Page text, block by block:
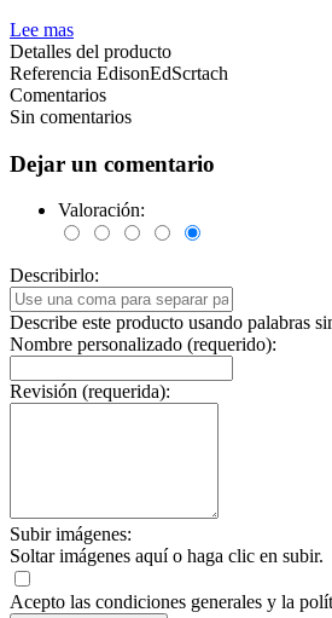
Lee mas
Detalles del producto
Referencia EdisonEdScrtach
Comentarios
Sin comentarios
Dejar un comentario
Valoración:
Describirlo:
Describe este producto usando palabras
Nombre personalizado (requerido):
Revisión (requerida):
Subir imágenes:
Soltar imágenes aquí o haga clic en subir.
Acepto las condiciones generales y la